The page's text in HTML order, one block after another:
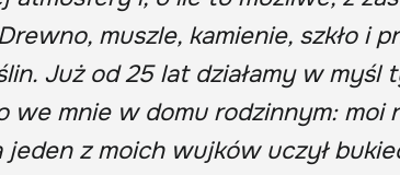
muszle, kamienie, szkło i
Już od 25 lat działamy w myśl
we mnie w domu rodzinnym: moi
z moich wujków uczył